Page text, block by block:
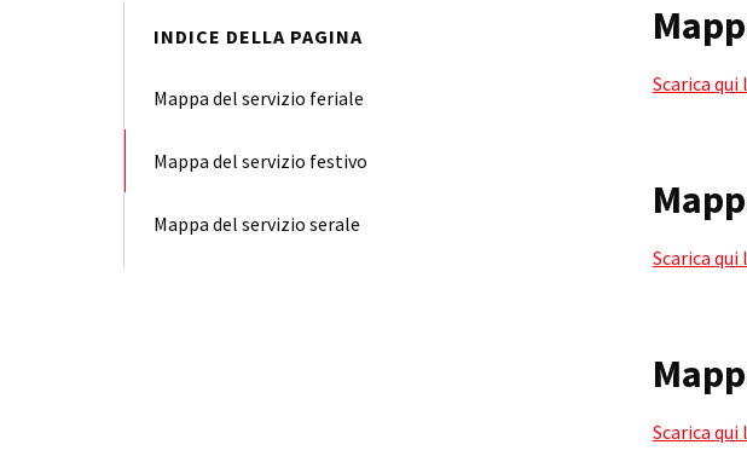
INDICE DELLA PAGINA
Mappa del servizio feriale
Mappa del servizio festivo
Mappa del servizio serale
Scarica
Scarica
Scarica